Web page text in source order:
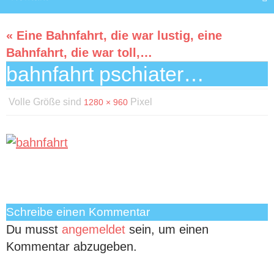
« Eine Bahnfahrt, die war lustig, eine
Bahnfahrt, die war toll,…
bahnfahrt pschiater…
Volle Größe sind 1280 × 960 Pixel
Schreibe einen Kommentar
Du musst angemeldet sein, um einen
Kommentar abzugeben.